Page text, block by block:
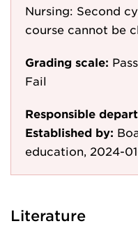
Nursing: Second
course cannot be
Grading scale:
Fail
Responsible
Established by:
education, 2024-
Literature